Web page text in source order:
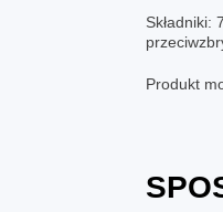
Składniki:
Produkt